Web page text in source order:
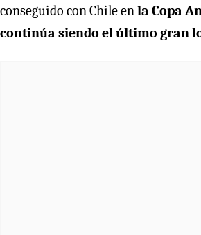
conseguido con Chile enla Copa
continúa siendo el último gran